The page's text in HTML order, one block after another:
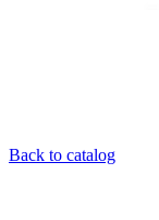
Back to catalog